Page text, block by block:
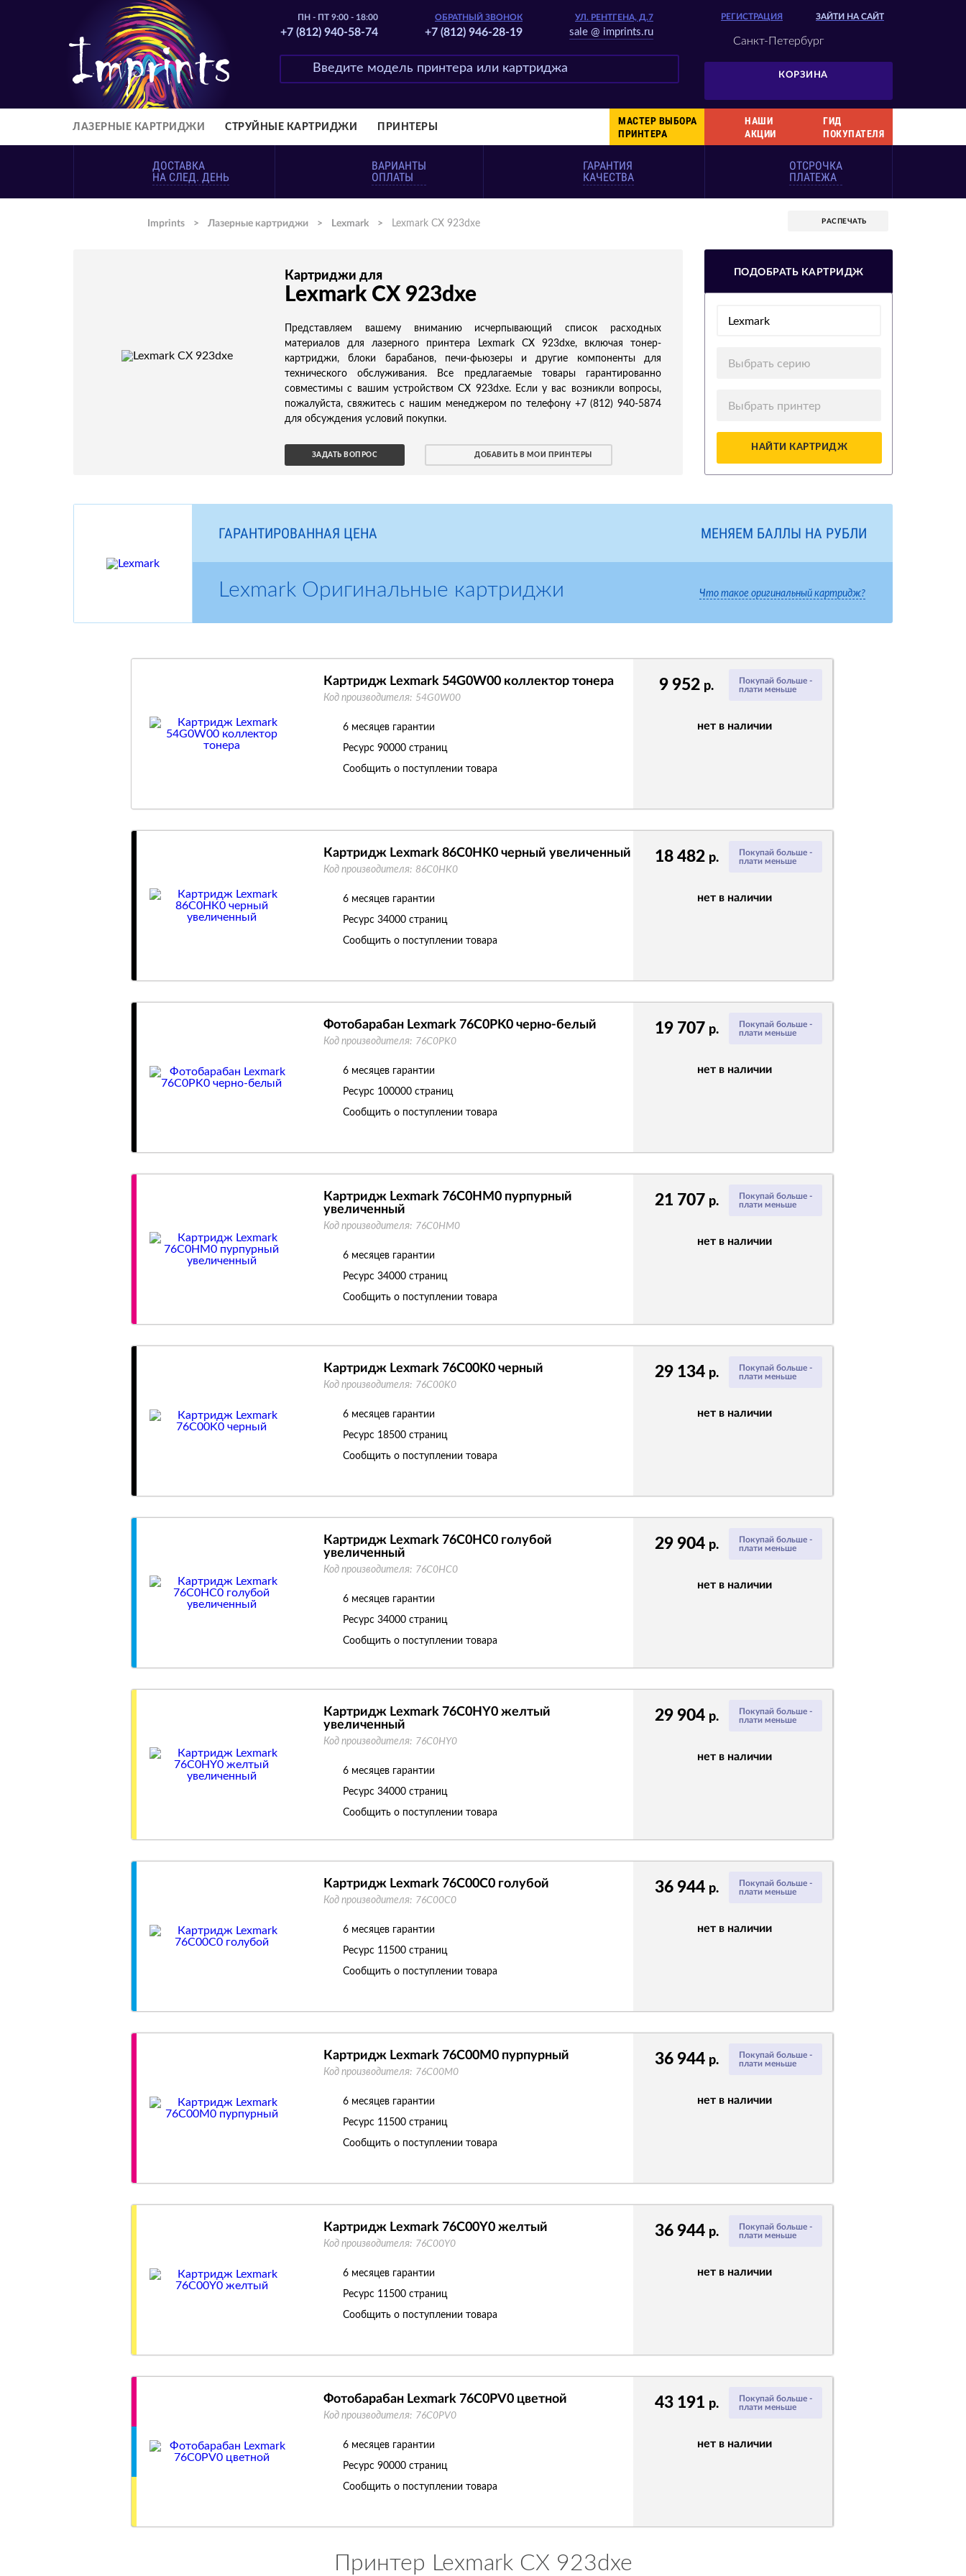
КОРЗИНА
РЕГИСТРАЦИЯ ЗАЙТИ НА САЙТ
Санкт-Петербург
ПН - ПТ 9:00 - 18:00
+7 (812) 940-58-74
ОБРАТНЫЙ ЗВОНОК
+7 (812) 946-28-19
УЛ. РЕНТГЕНА, Д.7
sale @ imprints.ru
НАШИ
АКЦИИ
ГИД
ПОКУПАТЕЛЯ
МАСТЕР ВЫБОРА
ПРИНТЕРА
ЛАЗЕРНЫЕ КАРТРИДЖИ СТРУЙНЫЕ КАРТРИДЖИ ПРИНТЕРЫ
ДОСТАВКА
НА СЛЕД. ДЕНЬ
ВАРИАНТЫ
ОПЛАТЫ
ГАРАНТИЯ
КАЧЕСТВА
ОТСРОЧКА
ПЛАТЕЖА
Imprints > Лазерные картриджи > Lexmark > Lexmark CX 923dxe
Картриджи для
Lexmark CX 923dxe
Представляем вашему вниманию исчерпывающий список расходных
материалов для лазерного принтера Lexmark CX 923dxe, включая тонер-
картриджи, блоки барабанов, печи-фьюзеры и другие компоненты для
технического обслуживания. Все предлагаемые товары гарантированно
совместимы с вашим устройством CX 923dxe. Если у вас возникли вопросы,
пожалуйста, свяжитесь с нашим менеджером по телефону +7 (812) 940-5874
для обсуждения условий покупки.
ЗАДАТЬ ВОПРОС ДОБАВИТЬ В МОИ ПРИНТЕРЫ
РАСПЕЧАТЬ
ПОДОБРАТЬ КАРТРИДЖ
Lexmark
Выбрать серию
Выбрать принтер
НАЙТИ КАРТРИДЖ
МЕНЯЕМ БАЛЛЫ НА РУБЛИ
ГАРАНТИРОВАННАЯ ЦЕНА
Что такое оригинальный картридж?
Lexmark Оригинальные картриджи
Покупай больше -
плати меньше
9 952 р.
нет в наличии
Картридж Lexmark 54G0W00 коллектор тонера
Код производителя: 54G0W00
6 месяцев гарантии
Ресурс 90000 страниц
Сообщить о поступлении товара
Покупай больше -
плати меньше
18 482 р.
нет в наличии
Картридж Lexmark 86C0HK0 черный увеличенный
Код производителя: 86C0HK0
6 месяцев гарантии
Ресурс 34000 страниц
Сообщить о поступлении товара
Покупай больше -
плати меньше
19 707 р.
нет в наличии
Фотобарабан Lexmark 76C0PK0 черно-белый
Код производителя: 76C0PK0
6 месяцев гарантии
Ресурс 100000 страниц
Сообщить о поступлении товара
Покупай больше -
плати меньше
21 707 р.
нет в наличии
Картридж Lexmark 76C0HM0 пурпурный
увеличенный
Код производителя: 76C0HM0
6 месяцев гарантии
Ресурс 34000 страниц
Сообщить о поступлении товара
Покупай больше -
плати меньше
29 134 р.
нет в наличии
Картридж Lexmark 76C00K0 черный
Код производителя: 76C00K0
6 месяцев гарантии
Ресурс 18500 страниц
Сообщить о поступлении товара
Покупай больше -
плати меньше
29 904 р.
нет в наличии
Картридж Lexmark 76C0HC0 голубой
увеличенный
Код производителя: 76C0HC0
6 месяцев гарантии
Ресурс 34000 страниц
Сообщить о поступлении товара
Покупай больше -
плати меньше
29 904 р.
нет в наличии
Картридж Lexmark 76C0HY0 желтый
увеличенный
Код производителя: 76C0HY0
6 месяцев гарантии
Ресурс 34000 страниц
Сообщить о поступлении товара
Покупай больше -
плати меньше
36 944 р.
нет в наличии
Картридж Lexmark 76C00C0 голубой
Код производителя: 76C00C0
6 месяцев гарантии
Ресурс 11500 страниц
Сообщить о поступлении товара
Покупай больше -
плати меньше
36 944 р.
нет в наличии
Картридж Lexmark 76C00M0 пурпурный
Код производителя: 76C00M0
6 месяцев гарантии
Ресурс 11500 страниц
Сообщить о поступлении товара
Покупай больше -
плати меньше
36 944 р.
нет в наличии
Картридж Lexmark 76C00Y0 желтый
Код производителя: 76C00Y0
6 месяцев гарантии
Ресурс 11500 страниц
Сообщить о поступлении товара
Покупай больше -
плати меньше
43 191 р.
нет в наличии
Фотобарабан Lexmark 76C0PV0 цветной
Код производителя: 76C0PV0
6 месяцев гарантии
Ресурс 90000 страниц
Сообщить о поступлении товара
Принтер Lexmark CX 923dxe